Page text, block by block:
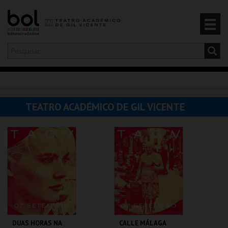
Olá,iniciar sessão
CARRINHO
EVENTOS
CARTÕES
PRODUTOS
TEATRO ACADÉMICO DE GIL VICENTE
DUAS HORAS NA
CALLE MÁLAGA